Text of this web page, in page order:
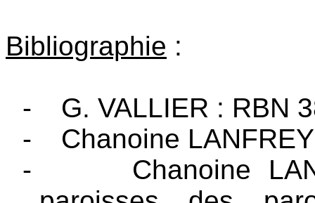
Bibliographie :
-
G. VALLIER : RBN
-
Chanoine
-
Chanoine